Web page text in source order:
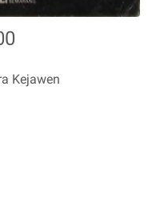
Kejawen